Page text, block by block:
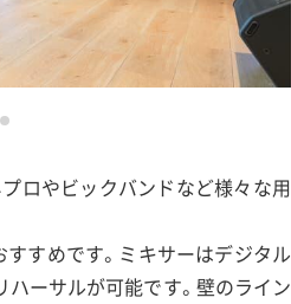
ロやビックバンドなど様々な用
すすめです。ミキサーはデジタル
ハーサルが可能です。壁のライン